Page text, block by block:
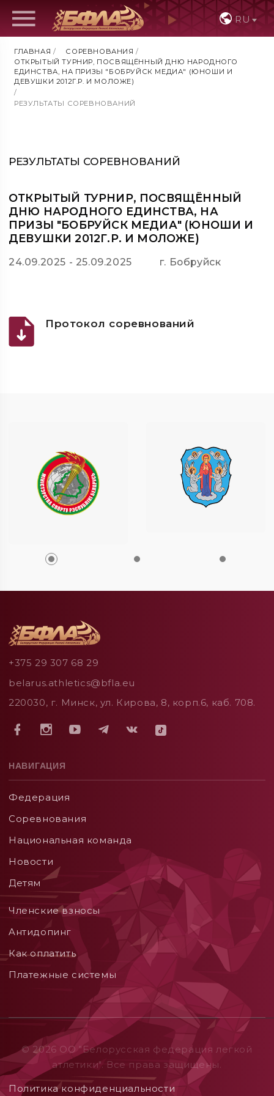
RU
ГЛАВНАЯ / СОРЕВНОВАНИЯ /
ОТКРЫТЫЙ ТУРНИР, ПОСВЯЩЁННЫЙ ДНЮ НАРОДНОГО
ЕДИНСТВА, НА ПРИЗЫ "БОБРУЙСК МЕДИА" (ЮНОШИ И
ДЕВУШКИ 2012Г.Р. И МОЛОЖЕ)
/
РЕЗУЛЬТАТЫ СОРЕВНОВАНИЙ
РЕЗУЛЬТАТЫ СОРЕВНОВАНИЙ
ОТКРЫТЫЙ ТУРНИР, ПОСВЯЩЁННЫЙ
ДНЮ НАРОДНОГО ЕДИНСТВА, НА
ПРИЗЫ "БОБРУЙСК МЕДИА" (ЮНОШИ И
ДЕВУШКИ 2012Г.Р. И МОЛОЖЕ)
24.09.2025 - 25.09.2025 г. Бобруйск
Протокол соревнований
+375 29 307 68 29
belarus.athletics@bfla.eu
220030, г. Минск, ул. Кирова, 8, корп.6, каб. 708.
НАВИГАЦИЯ
Федерация
Соревнования
Национальная команда
Новости
Детям
Членские взносы
Aнтидопинг
Как оплатить
Платежные системы
© 2026 ОO "Белорусская федерация легкой
атлетики". Все права защищены.
Политика конфиденциальности